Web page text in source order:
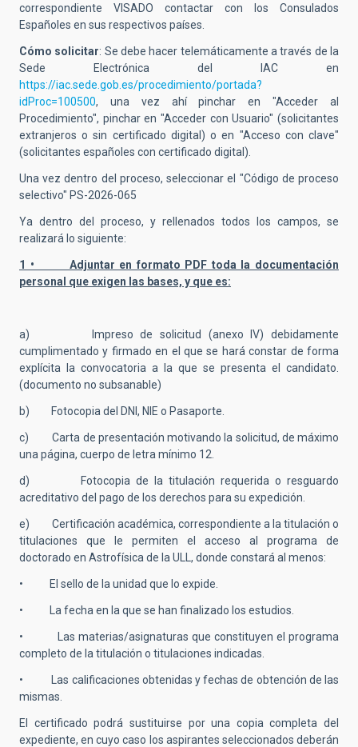
correspondiente VISADO contactar con los Consulados
Españoles en sus respectivos países.
Cómo solicitar: Se debe hacer telemáticamente a través de la
Sede Electrónica del IAC en
https://iac.sede.gob.es/procedimiento/portada?
idProc=100500, una vez ahí pinchar en "Acceder al
Procedimiento", pinchar en "Acceder con Usuario" (solicitantes
extranjeros o sin certificado digital) o en "Acceso con clave"
(solicitantes españoles con certificado digital).
Una vez dentro del proceso, seleccionar el "Código de proceso
selectivo" PS-2026-065
Ya dentro del proceso, y rellenados todos los campos, se
realizará lo siguiente:
1 • Adjuntar en formato PDF toda la documentación
personal que exigen las bases, y que es:
a) Impreso de solicitud (anexo IV) debidamente
cumplimentado y firmado en el que se hará constar de forma
explícita la convocatoria a la que se presenta el candidato.
(documento no subsanable)
b) Fotocopia del DNI, NIE o Pasaporte.
c) Carta de presentación motivando la solicitud, de máximo
una página, cuerpo de letra mínimo 12.
d) Fotocopia de la titulación requerida o resguardo
acreditativo del pago de los derechos para su expedición.
e) Certificación académica, correspondiente a la titulación o
titulaciones que le permiten el acceso al programa de
doctorado en Astrofísica de la ULL, donde constará al menos:
• El sello de la unidad que lo expide.
• La fecha en la que se han finalizado los estudios.
• Las materias/asignaturas que constituyen el programa
completo de la titulación o titulaciones indicadas.
• Las calificaciones obtenidas y fechas de obtención de las
mismas.
El certificado podrá sustituirse por una copia completa del
expediente, en cuyo caso los aspirantes seleccionados deberán